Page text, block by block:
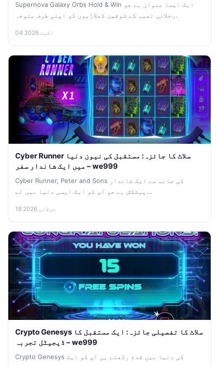
Supernova Galaxy Orbs Hold & Win ایک ایسا عنوان ہے جو
خلائی تھیم کے شوقین کھلاڑیوں کو اپنی طرف متوجہ...
04 اگست 2026
Cyber Runner سلاٹ کا جائزہ: مستقبل کی نیون دنیا
میں ایک شاندار سفر – we999
Cyber Runner, Peter and Sons کی جانب سے ایک شاندار
پیشکش ہے جو آپ کو ایک ایسی دنیا میں لے...
18 جولائی 2026
Crypto Genesys سلاٹ کا تفصیلی جائزہ: ایک مستقبل کا
ڈیجیٹل تجربہ – we999
Crypto Genesys کی دنیا میں قدم رکھتے ہی آپ کو ایک